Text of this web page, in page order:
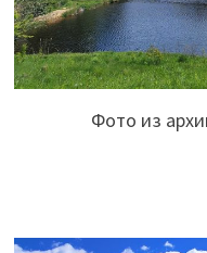
Фото из